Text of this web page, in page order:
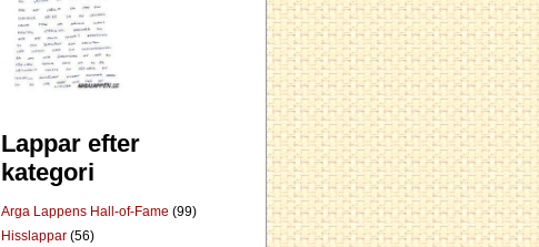
Lappar efter
kategori
Arga Lappens Hall-of-Fame (99)
Hisslappar (56)